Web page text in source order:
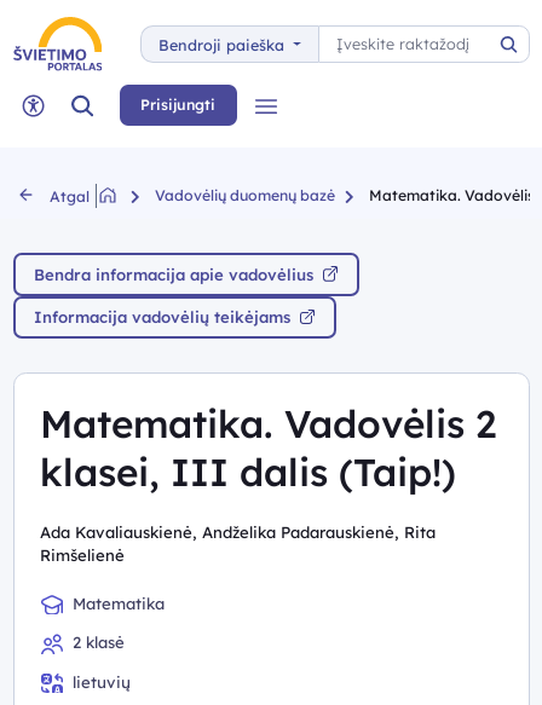
Bendroji paieška
Paieška
Neįgaliųjų rėžimas
Paieška Prisijungti
Atgal Vadovėlių duomenų bazė Matematika. Vadovėlis
Bendra informacija apie vadovėlius
Informacija vadovėlių teikėjams
Matematika. Vadovėlis 2
klasei, III dalis (Taip!)
Ada Kavaliauskienė, Andželika Padarauskienė, Rita
Rimšelienė
Matematika
2 klasė
lietuvių